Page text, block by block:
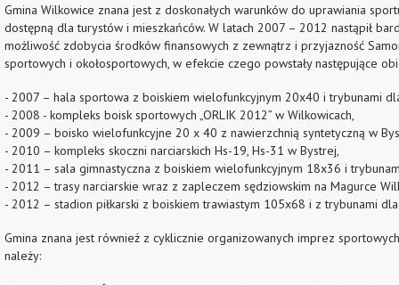
Gmina Wilkowice znana jest z doskonałych warunków do uprawiania
dostępną dla turystów i mieszkańców. W latach 2007 – 2012 nastąpił
możliwość zdobycia środków finansowych z zewnątrz i przyjazność
sportowych i okołosportowych, w efekcie czego powstały następujące
- 2007 – hala sportowa z boiskiem wielofunkcyjnym 20x40 i trybunami
- 2008 - kompleks boisk sportowych „ORLIK 2012” w Wilkowicach,
- 2009 – boisko wielofunkcyjne 20 x 40 z nawierzchnią syntetyczną w
- 2010 – kompleks skoczni narciarskich Hs-19, Hs-31 w Bystrej,
- 2011 – sala gimnastyczna z boiskiem wielofunkcyjnym 18x36 i
- 2012 – trasy narciarskie wraz z zapleczem sędziowskim na Magurce
- 2012 – stadion piłkarski z boiskiem trawiastym 105x68 i z trybunami
Gmina znana jest również z cyklicznie organizowanych imprez
należy: